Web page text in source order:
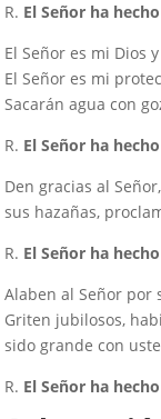
R. El Señor ha
El Señor es mi Dios
El Señor es mi
Sacarán agua con
R. El Señor ha
Den gracias al
sus hazañas,
R. El Señor ha
Alaben al Señor por
Griten jubilosos,
sido grande con
R. El Señor ha